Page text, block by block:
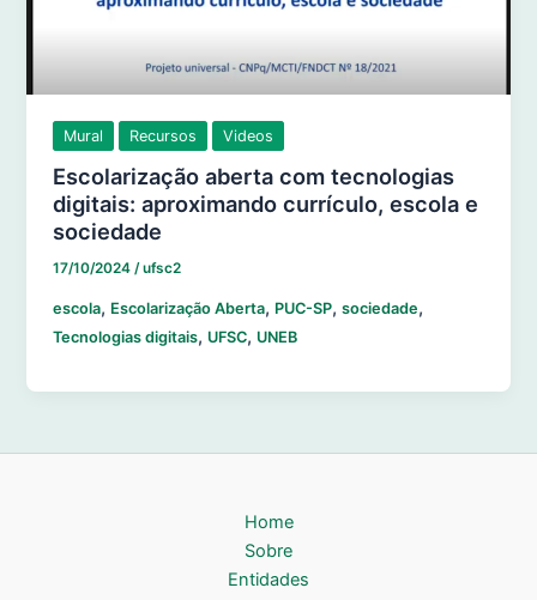
Mural Recursos Videos
Escolarização aberta com tecnologias
digitais: aproximando currículo, escola e
sociedade
17/10/2024/ufsc2
escola, Escolarização Aberta, PUC-SP,sociedade,
Tecnologias digitais, UFSC, UNEB
Home
Sobre
Entidades